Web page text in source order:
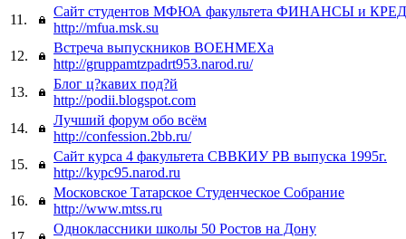
11.
Сайт студентов МФЮА факультета ФИНАНСЫ и
http://mfua.msk.su
12.
Встреча выпускников ВОЕНМЕХа
http://gruppamtzpadrt953.narod.ru/
13.
Блог ц?кавих под?й
http://podii.blogspot.com
14.
Лучший форум обо всём
http://confession.2bb.ru/
15.
Сайт курса 4 факультета СВВКИУ РВ выпуска 1995г.
http://kypc95.narod.ru
16.
Московское Татарское Студенческое Собрание
http://www.mtss.ru
Одноклассники школы 50 Ростов на Дону